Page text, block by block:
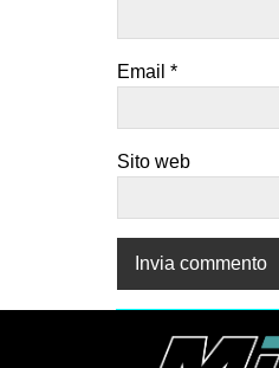
Email *
Sito web